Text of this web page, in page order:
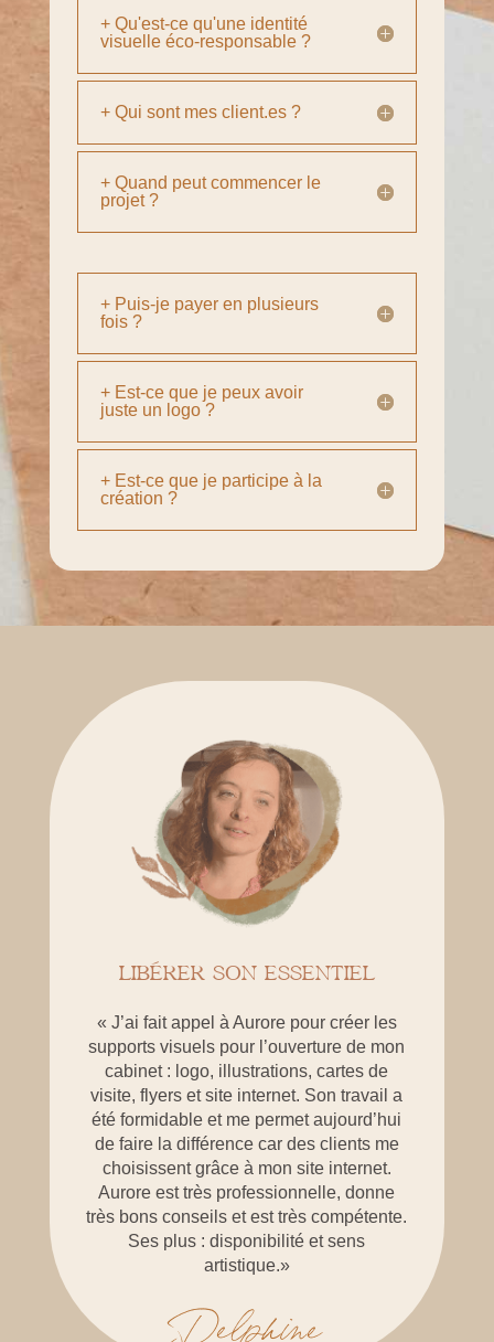
+ Qu'est-ce qu'une identité
visuelle éco-responsable ?
+ Qui sont mes client.es ?
+ Quand peut commencer le
projet ?
+ Puis-je payer en plusieurs
fois ?
+ Est-ce que je peux avoir
juste un logo ?
+ Est-ce que je participe à la
création ?
LIBÉRER SON ESSENTIEL
« J’ai fait appel à Aurore pour créer les
supports visuels pour l’ouverture de mon
cabinet : logo, illustrations, cartes de
visite, flyers et site internet. Son travail a
été formidable et me permet aujourd’hui
de faire la différence car des clients me
choisissent grâce à mon site internet.
Aurore est très professionnelle, donne
très bons conseils et est très compétente.
Ses plus : disponibilité et sens
artistique.»
Delphine